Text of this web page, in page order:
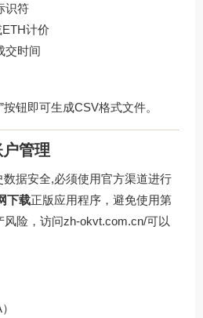
识符
ETH计价
交时间
钮即可生成CSV格式文件。
管理
据安全,必须使用官方渠道进行
下载正版应用程序，避免使用第
风险，访问zh-okvt.com.cn/可以